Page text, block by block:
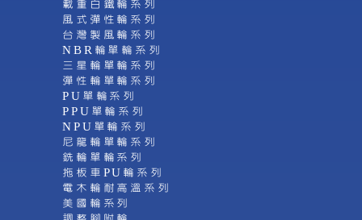
載重白鐵輪系列
風式彈性輪系列
台灣製風輪系列
NBR輪單輪系列
三星輪單輪系列
彈性輪單輪系列
PU單輪系列
PPU單輪系列
NPU單輪系列
尼龍輪單輪系列
銑輪單輪系列
拖板車PU輪系列
電木輪耐高溫系列
美國輪系列